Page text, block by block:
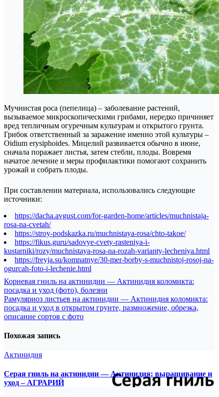
Мучнистая роса (пепелица) – заболевание растений,
вызываемое микроскопическими грибами, нередко причиняет
вред тепличным огуречным культурам и открытого грунта.
Грибок ответственный за заражение именно этой культуры –
Oidium erysiphoides. Мицелий развивается обычно в июне,
сначала поражает листья, затем стебли, плоды. Вовремя
начатое лечение и меры профилактики помогают сохранить
урожай и собрать плоды.
При составлении материала, использовались следующие
источники:
https://dacha.avgust.com/for-garden-home/articles/muchnistaja-
rosa-na-cvetah/
https://stroy-podskazka.ru/muchnistaya-rosa/chto-takoe/
https://fikus.guru/sadovye-cvety-rasteniya-i-
kustarniki/rozy/muchnistaya-rosa-na-rozah-varianty-lecheniya.html
https://freyja.su/komnatnye/30-mer-borby-s-muchnistoj-rosoj-na-
ogurcah-foto-i-lechenie.html
Навигация
по
записям
Корневая гниль на актинидии — Актинидия коломикта:
посадка и уход (фото), болезни
Рамуляриоз листьев на актинидии — Актинидия коломикта:
посадка и уход в открытом грунте, размножение, обрезка,
описание сортов с фото
Похожая запись
Актинидия
Серая гниль на актинидии — Актинидия: выращивание и
уход – АГРАРИЙ